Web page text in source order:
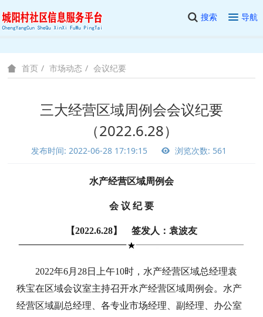
搜索 导航
首页 市场动态 会议纪要
三大经营区域周例会会议纪要
（2022.6.28）
发布时间: 2022-06-28 17:19:15 浏览次数: 561
水产经营区域周例会
会 议 纪 要
【2022.6.28】 签发人：袁波友
2022年6月28日上午10时，水产经营区域总经理袁
秩宝在区域会议室主持召开水产经营区域周例会。水产
经营区域副总经理、各专业市场经理、副经理、办公室